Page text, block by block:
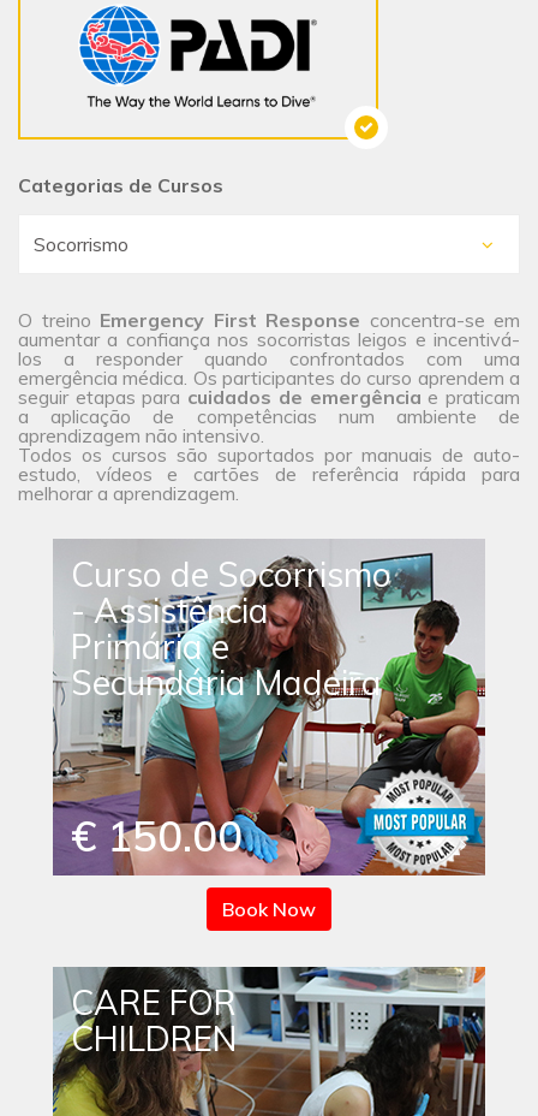
Categorias de Cursos
O treino Emergency First Response concentra-se em
aumentar a confiança nos socorristas leigos e incentivá-
los a responder quando confrontados com uma
emergência médica. Os participantes do curso aprendem a
seguir etapas para cuidados de emergência e praticam
a aplicação de competências num ambiente de
aprendizagem não intensivo.
Todos os cursos são suportados por manuais de auto-
estudo, vídeos e cartões de referência rápida para
melhorar a aprendizagem.
Curso de Socorrismo
- Assistência
Primária e
Secundária Madeira
€ 150.00
Book Now
CARE FOR
CHILDREN